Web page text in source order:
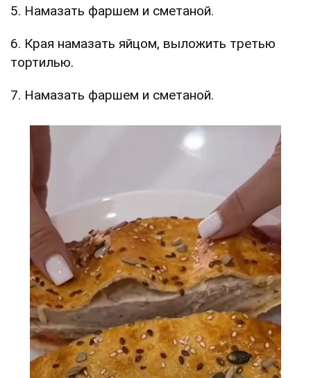
5. Намазать фаршем и сметаной.
6. Края намазать яйцом, выложить третью
тортилью.
7. Намазать фаршем и сметаной.